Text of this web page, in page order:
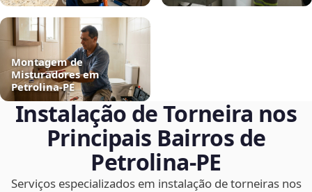
Montagem de
Misturadores em
Petrolina‑PE
Instalação de Torneira nos
Principais Bairros de
Petrolina‑PE
Serviços especializados em instalação de torneiras nos